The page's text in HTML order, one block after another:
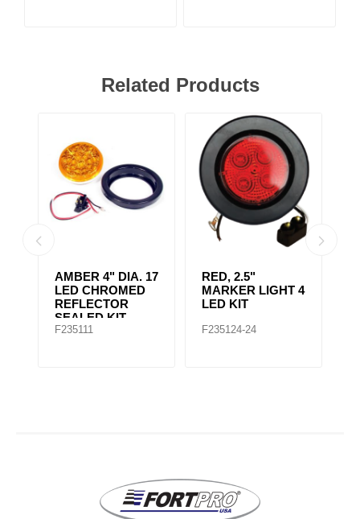
Related Products
AMBER 4" DIA. 17
LED CHROMED
REFLECTOR
SEALED KIT
F235111
RED, 2.5"
MARKER LIGHT 4
LED KIT
F235124-24